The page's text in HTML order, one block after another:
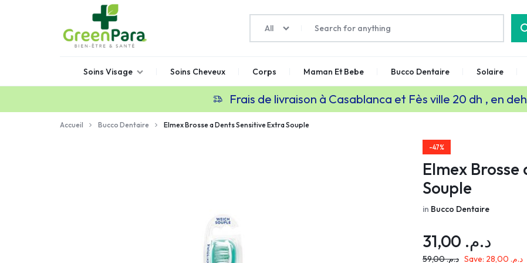
GREENPARA
Parapharmacie
Maroc
All
Soins Visage Soins Cheveux Corps Maman Et Bebe Bucco Dentaire Solaire
Frais de livraison à Casablanca et Fès ville 20 dh , en
Accueil Bucco Dentaire Elmex Brosse a Dents Sensitive Extra Souple
-47%
Elmex
Souple
in Bucco Dentaire
د.م.
د.م.59,00 Save: د.م.28,00